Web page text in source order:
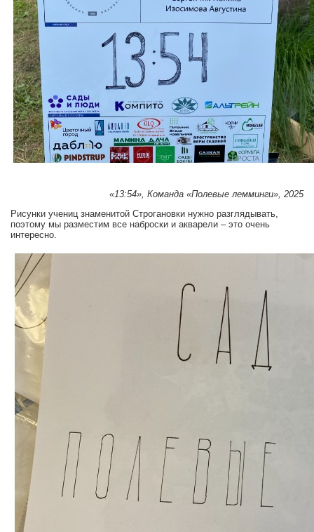
«13:54», Команда «Полевые лемминги», 2025
Рисунки учениц знаменитой Строгановки нужно разглядывать,
поэтому мы разместим все наброски и акварели – это очень
интересно.